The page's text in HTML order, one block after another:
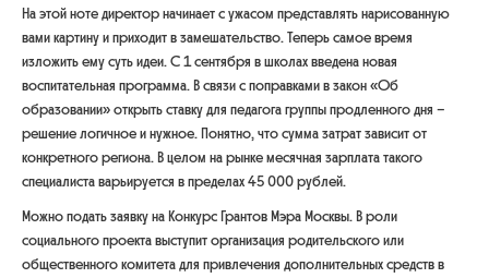
На этой ноте директор начинает с ужасом представлять нарисованную
вами картину и приходит в замешательство. Теперь самое время
изложить ему суть идеи. С 1 сентября в школах введена новая
воспитательная программа. В связи с поправками в закон «Об
образовании» открыть ставку для педагога группы продленного дня –
решение логичное и нужное. Понятно, что сумма затрат зависит от
конкретного региона. В целом на рынке месячная зарплата такого
специалиста варьируется в пределах 45 000 рублей.
Можно подать заявку на Конкурс Грантов Мэра Москвы. В роли
социального проекта выступит организация родительского или
общественного комитета для привлечения дополнительных средств в